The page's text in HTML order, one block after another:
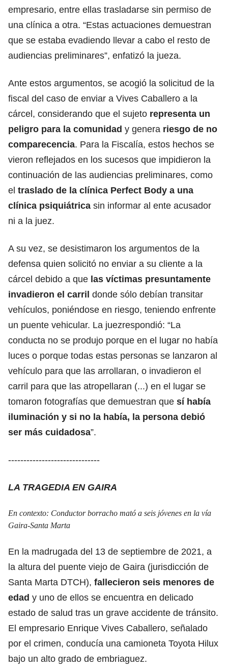
empresario, entre ellas trasladarse sin permiso de
una clínica a otra. “Estas actuaciones demuestran
que se estaba evadiendo llevar a cabo el resto de
audiencias preliminares”, enfatizó la jueza.
Ante estos argumentos, se acogió la solicitud de la
fiscal del caso de enviar a Vives Caballero a la
cárcel, considerando que el sujeto representa un
peligro para la comunidad y genera riesgo de no
comparecencia. Para la Fiscalía, estos hechos se
vieron reflejados en los sucesos que impidieron la
continuación de las audiencias preliminares, como
el traslado de la clínica Perfect Body a una
clínica psiquiátrica sin informar al ente acusador
ni a la juez.
A su vez, se desistimaron los argumentos de la
defensa quien solicitó no enviar a su cliente a la
cárcel debido a que las víctimas presuntamente
invadieron el carril donde sólo debían transitar
vehículos, poniéndose en riesgo, teniendo enfrente
un puente vehicular. La juezrespondió: “La
conducta no se produjo porque en el lugar no había
luces o porque todas estas personas se lanzaron al
vehículo para que las arrollaran, o invadieron el
carril para que las atropellaran (...) en el lugar se
tomaron fotografías que demuestran que sí había
iluminación y si no la había, la persona debió
ser más cuidadosa”.
------------------------------
LA TRAGEDIA EN GAIRA
En contexto: Conductor borracho mató a seis jóvenes en la vía
Gaira-Santa Marta
En la madrugada del 13 de septiembre de 2021, a
la altura del puente viejo de Gaira (jurisdicción de
Santa Marta DTCH), fallecieron seis menores de
edad y uno de ellos se encuentra en delicado
estado de salud tras un grave accidente de tránsito.
El empresario Enrique Vives Caballero, señalado
por el crimen, conducía una camioneta Toyota Hilux
bajo un alto grado de embriaguez.